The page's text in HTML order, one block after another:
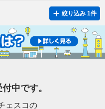
絞り込み 1件
中です。
ェスコの